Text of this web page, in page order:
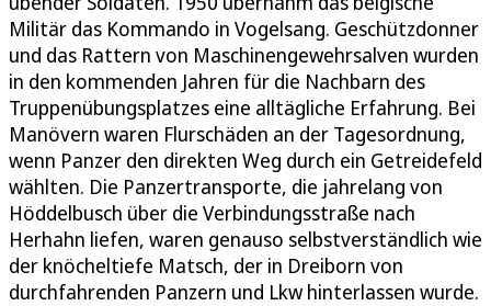
Militär das Kommando in Vogelsang. Geschützdonner
und das Rattern von Maschinengewehrsalven wurden
in den kommenden Jahren für die Nachbarn des
Truppenübungsplatzes eine alltägliche Erfahrung. Bei
Manövern waren Flurschäden an der Tagesordnung,
wenn Panzer den direkten Weg durch ein Getreidefeld
wählten. Die Panzertransporte, die jahrelang von
Höddelbusch über die Verbindungsstraße nach
Herhahn liefen, waren genauso selbstverständlich wie
der knöcheltiefe Matsch, der in Dreiborn von
durchfahrenden Panzern und Lkw hinterlassen wurde.